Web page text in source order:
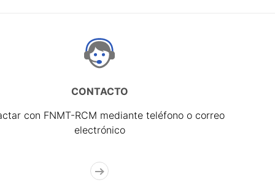
CONTACTO
con FNMT-RCM mediante teléfono o correo
electrónico